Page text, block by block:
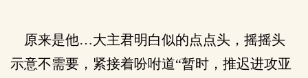
原来是他…大主君明白似的点点头，摇摇头
示意不需要，紧接着吩咐道“暂时，推迟进攻亚